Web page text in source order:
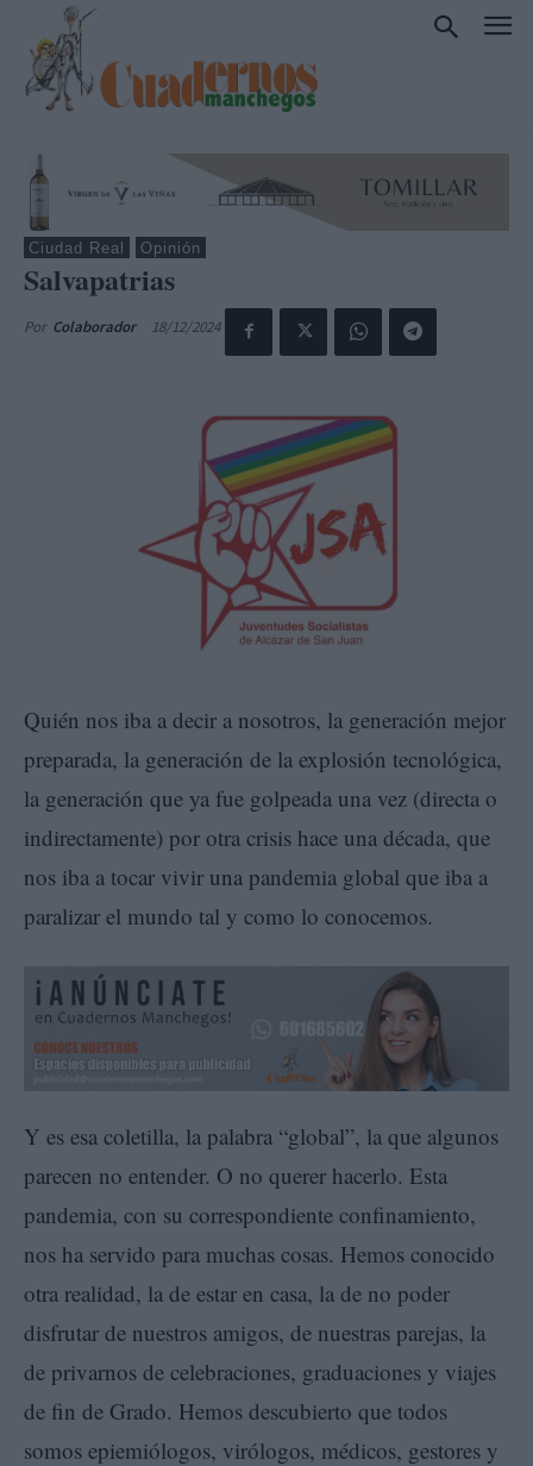
Ciudad Real Opinión
Salvapatrias
Por Colaborador 18/12/2024
Quién nos iba a decir a nosotros, la generación mejor
preparada, la generación de la explosión tecnológica,
la generación que ya fue golpeada una vez (directa o
indirectamente) por otra crisis hace una década, que
nos iba a tocar vivir una pandemia global que iba a
paralizar el mundo tal y como lo conocemos.
Y es esa coletilla, la palabra “global”, la que algunos
parecen no entender. O no querer hacerlo. Esta
pandemia, con su correspondiente confinamiento,
nos ha servido para muchas cosas. Hemos conocido
otra realidad, la de estar en casa, la de no poder
disfrutar de nuestros amigos, de nuestras parejas, la
de privarnos de celebraciones, graduaciones y viajes
de fin de Grado. Hemos descubierto que todos
somos epiemiólogos, virólogos, médicos, gestores y